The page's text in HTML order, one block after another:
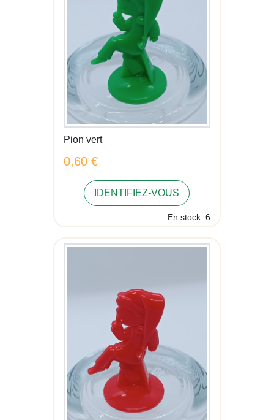
Pion vert
0,60 €
IDENTIFIEZ-VOUS
En stock: 6